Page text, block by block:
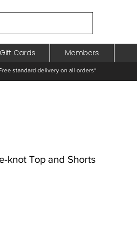
Gift Cards Members
standard delivery on all orders*
knot Top and Shorts